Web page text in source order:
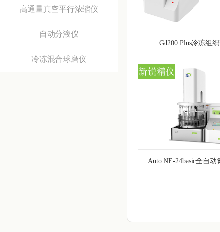
高通量真空平行浓缩仪
自动分液仪
冷冻混合球磨仪
Gd200 Plus冷冻组
Auto NE-24basic全自动